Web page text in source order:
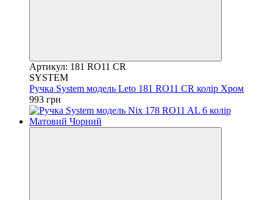
Артикул: 181 RO11 CR
SYSTEM
Ручка System модель Leto 181 RO11 CR колір Хром
993 грн